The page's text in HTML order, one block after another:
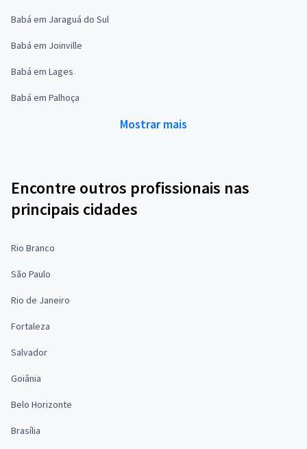
Babá em Jaraguá do Sul
Babá em Joinville
Babá em Lages
Babá em Palhoça
Mostrar mais
Encontre outros profissionais nas
principais cidades
Rio Branco
São Paulo
Rio de Janeiro
Fortaleza
Salvador
Goiânia
Belo Horizonte
Brasília